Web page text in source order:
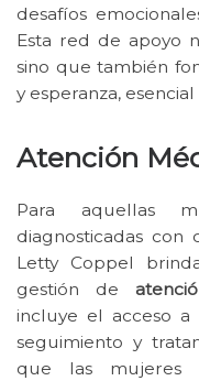
desafíos
Esta red de apoyo
sino que también
y esperanza,
Atención
Para aquellas
diagnosticadas con
Letty Coppel
gestión de
incluye el acceso a
seguimiento y
que las mujeres